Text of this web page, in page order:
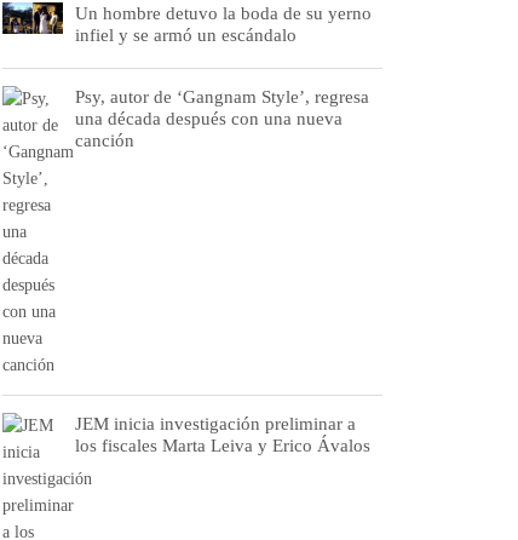
Un hombre detuvo la boda de su yerno
infiel y se armó un escándalo
Psy, autor de ‘Gangnam Style’, regresa
una década después con una nueva
canción
JEM inicia investigación preliminar a
los fiscales Marta Leiva y Erico Ávalos